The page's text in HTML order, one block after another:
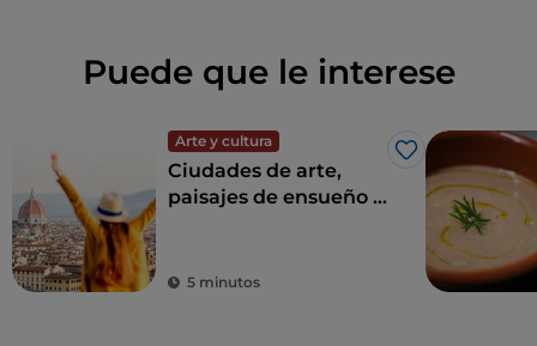
Puede que le interese
Arte y cultura
Me gusta
Ciudades de arte,
paisajes de ensueño y
de todo turista
5 minutos